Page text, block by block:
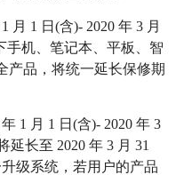
月 1 日(含)- 2020 年 3 月
手机、笔记本、平板、智
产品，将统一延长保修期
1 月 1 日(含)- 2020 年 3
延长至 2020 年 3 月 31
级系统，若用户的产品